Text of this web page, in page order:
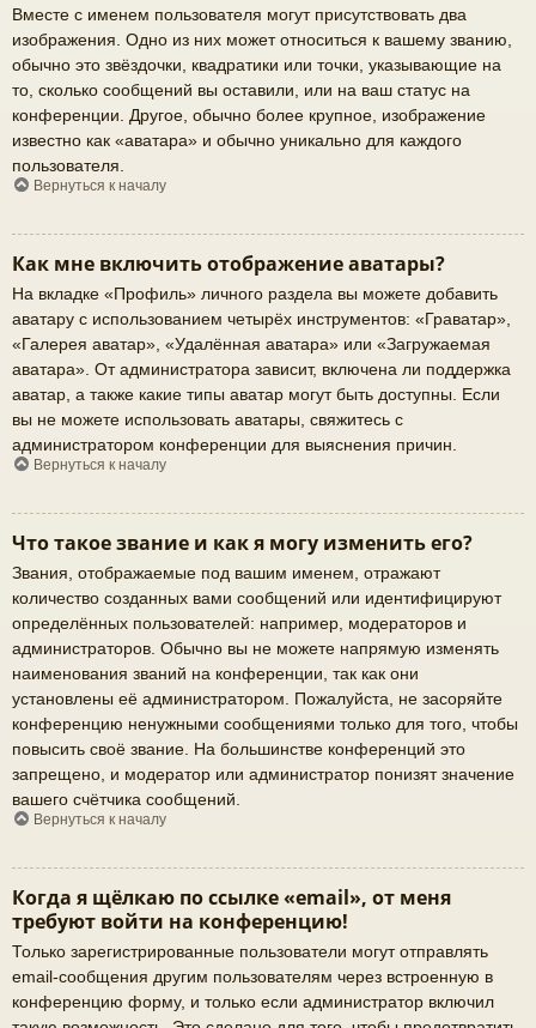
Вместе с именем пользователя могут присутствовать два
изображения. Одно из них может относиться к вашему званию,
обычно это звёздочки, квадратики или точки, указывающие на
то, сколько сообщений вы оставили, или на ваш статус на
конференции. Другое, обычно более крупное, изображение
известно как «аватара» и обычно уникально для каждого
пользователя.
Вернуться к началу
Как мне включить отображение аватары?
На вкладке «Профиль» личного раздела вы можете добавить
аватару с использованием четырёх инструментов: «Граватар»,
«Галерея аватар», «Удалённая аватара» или «Загружаемая
аватара». От администратора зависит, включена ли поддержка
аватар, а также какие типы аватар могут быть доступны. Если
вы не можете использовать аватары, свяжитесь с
администратором конференции для выяснения причин.
Вернуться к началу
Что такое звание и как я могу изменить его?
Звания, отображаемые под вашим именем, отражают
количество созданных вами сообщений или идентифицируют
определённых пользователей: например, модераторов и
администраторов. Обычно вы не можете напрямую изменять
наименования званий на конференции, так как они
установлены её администратором. Пожалуйста, не засоряйте
конференцию ненужными сообщениями только для того, чтобы
повысить своё звание. На большинстве конференций это
запрещено, и модератор или администратор понизят значение
вашего счётчика сообщений.
Вернуться к началу
Когда я щёлкаю по ссылке «email», от меня
требуют войти на конференцию!
Только зарегистрированные пользователи могут отправлять
email-сообщения другим пользователям через встроенную в
конференцию форму, и только если администратор включил